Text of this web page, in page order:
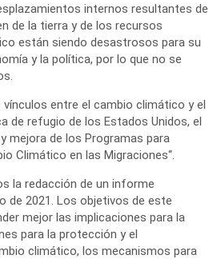
internos resultantes de
de la tierra y de los recursos
están siendo desastrosos para su
y la política, por lo que no se
entre el cambio climático y el
de refugio de los Estados Unidos, el
mejora de los Programas para
Climático en las Migraciones“.
la redacción de un informe
de 2021. Los objetivos de este
mejor las implicaciones para la
para la protección y el
climático, los mecanismos para